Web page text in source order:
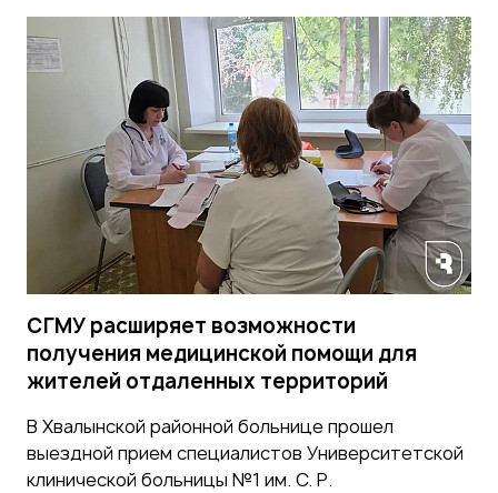
СГМУ расширяет возможности
получения медицинской помощи для
жителей отдаленных территорий
В Хвалынской районной больнице прошел
выездной прием специалистов Университетской
клинической больницы №1 им. С. Р.